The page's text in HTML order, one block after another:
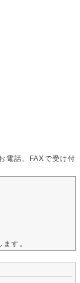
お電話、FAXで受け付
す。